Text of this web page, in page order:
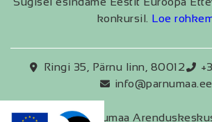
konkursil. Loe
Ringi 35, Pärnu linn, 80012
info@parnumaa.ee
Pärnumaa